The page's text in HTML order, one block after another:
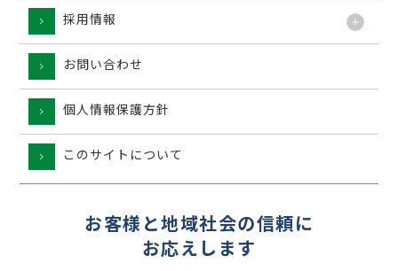
採用情報
お問い合わせ
個人情報保護方針
このサイトについて
お客様と地域社会の信頼に
お応えします